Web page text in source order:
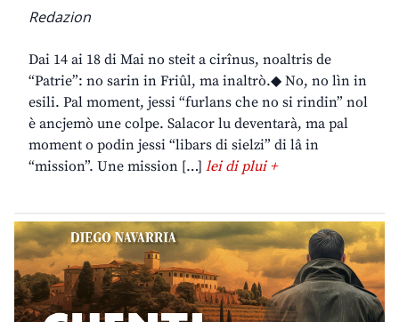
Redazion
Dai 14 ai 18 di Mai no steit a cirînus, noaltris de
“Patrie”: no sarin in Friûl, ma inaltrò.◆ No, no lìn in
esili. Pal moment, jessi “furlans che no si rindin” nol
è ancjemò une colpe. Salacor lu deventarà, ma pal
moment o podin jessi “libars di sielzi” di lâ in
“mission”. Une mission […] lei di plui +